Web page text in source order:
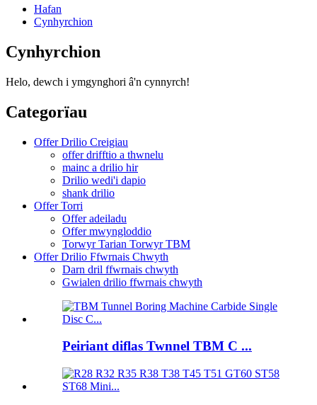
Hafan
Cynhyrchion
Cynhyrchion
Helo, dewch i ymgynghori â'n cynnyrch!
Categorïau
Offer Drilio Creigiau
offer drifftio a thwnelu
mainc a drilio hir
Drilio wedi'i dapio
shank drilio
Offer Torri
Offer adeiladu
Offer mwyngloddio
Torwyr Tarian Torwyr TBM
Offer Drilio Ffwrnais Chwyth
Darn dril ffwrnais chwyth
Gwialen drilio ffwrnais chwyth
Peiriant diflas Twnnel TBM C ...